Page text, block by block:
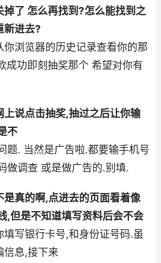
了 怎么再找到?怎么能找到之
新进去?
浏览器的历史记录查看你的那
成功即刻抽奖那个 希望对你有
说点击抽奖,抽过之后让你输
不
题. 当然是广告啦.都要输手机号
做调查 或是做广告的.别填.
真的啊,点进去的页面看着像
,但是不知道填写资料后会不会
写银行卡号,和身份证号码.虽
信息,接下来